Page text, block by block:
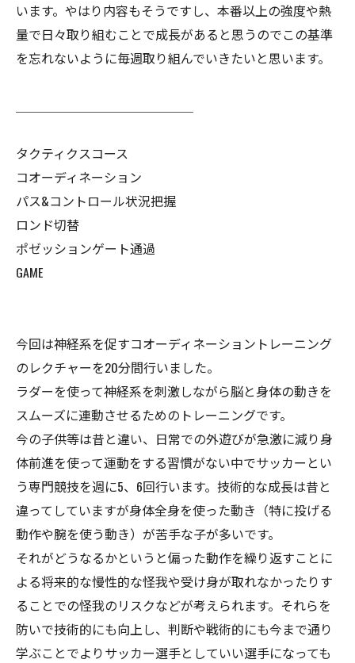
います。やはり内容もそうですし、本番以上の強度や熱
量で日々取り組むことで成長があると思うのでこの基準
を忘れないように毎週取り組んでいきたいと思います。
タクティクスコース
コオーディネーション
パス&コントロール状況把握
ロンド切替
ポゼッションゲート通過
GAME
今回は神経系を促すコオーディネーショントレーニング
のレクチャーを20分間行いました。
ラダーを使って神経系を刺激しながら脳と身体の動きを
スムーズに連動させるためのトレーニングです。
今の子供等は昔と違い、日常での外遊びが急激に減り身
体前進を使って運動をする習慣がない中でサッカーとい
う専門競技を週に5、6回行います。技術的な成長は昔と
違ってしていますが身体全身を使った動き（特に投げる
動作や腕を使う動き）が苦手な子が多いです。
それがどうなるかというと偏った動作を繰り返すことに
よる将来的な慢性的な怪我や受け身が取れなかったりす
ることでの怪我のリスクなどが考えられます。それらを
防いで技術的にも向上し、判断や戦術的にも今まで通り
学ぶことでよりサッカー選手としていい選手になっても